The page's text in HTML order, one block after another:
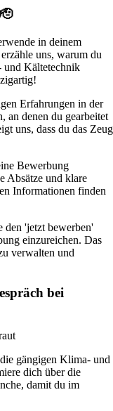
in deinem
uns, warum du
und Kältetechnik
Erfahrungen in der
an denen du gearbeitet
uns, dass du das Zeug
Bewerbung
Absätze und klare
Informationen finden
den 'jetzt bewerben'
einzureichen. Das
verwalten und
bei
gängigen Klima- und
dich über die
damit du im